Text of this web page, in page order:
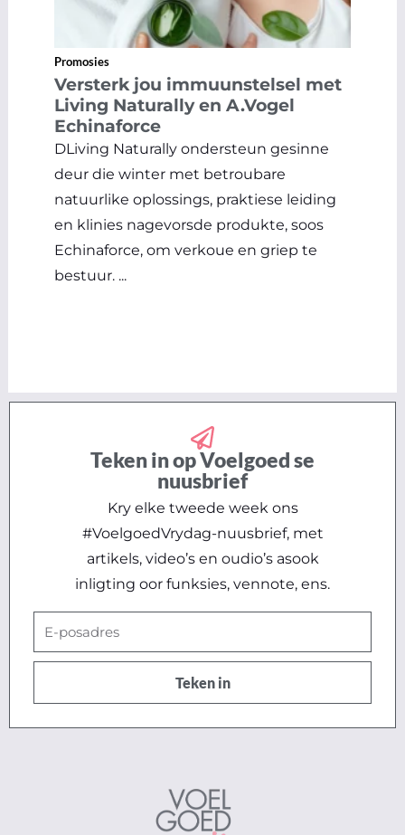
Promosies
Versterk jou immuunstelsel met
Living Naturally en A.Vogel
Echinaforce
DLiving Naturally ondersteun gesinne
deur die winter met betroubare
natuurlike oplossings, praktiese leiding
en klinies nagevorsde produkte, soos
Echinaforce, om verkoue en griep te
bestuur. ...
Teken in op Voelgoed se
nuusbrief
Kry elke tweede week ons
#VoelgoedVrydag-nuusbrief, met
artikels, video’s en oudio’s asook
inligting oor funksies, vennote, ens.
posadres
Teken in